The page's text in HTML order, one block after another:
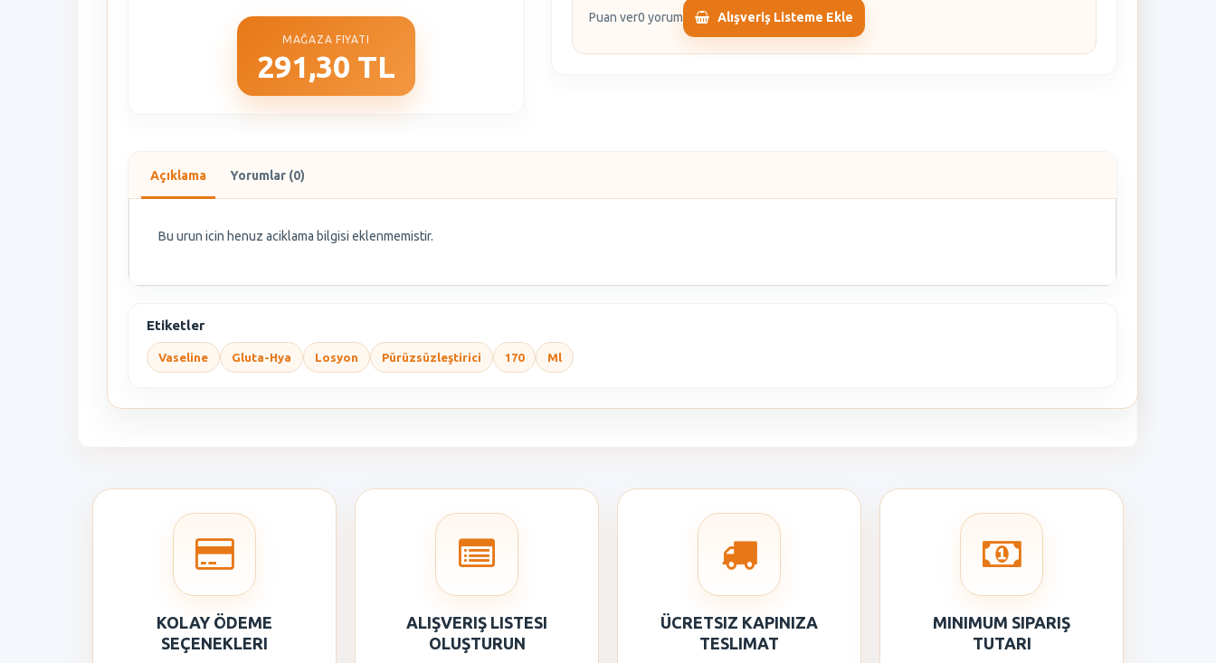
MAĞAZA FIYATI
291,30 TL
Puan ver0 yorum Alışveriş Listeme Ekle
Açıklama Yorumlar (0)
Bu urun icin henuz aciklama bilgisi eklenmemistir.
Etiketler
Vaseline Gluta-Hya Losyon Pürüzsüzleştirici 170 Ml
KOLAY ÖDEME
SEÇENEKLERI
ALIŞVERIŞ LISTESI
OLUŞTURUN
ÜCRETSIZ KAPINIZA
TESLIMAT
MINIMUM SIPARIŞ
TUTARI